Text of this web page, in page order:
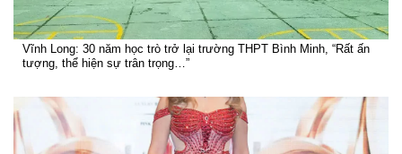
Vĩnh Long: 30 năm học trò trở lại trường THPT Bình Minh, “Rất ấn
tượng, thể hiện sự trân trọng…”